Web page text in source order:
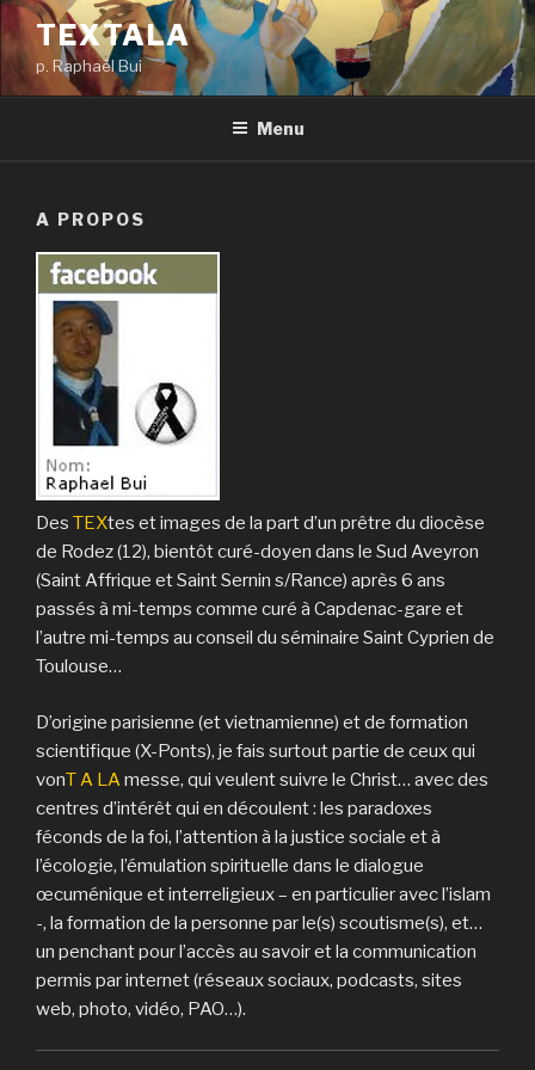
Aller
au
contenu
principal
TEXTALA
p. Raphaël Bui
Menu
A PROPOS
Des TEXtes et images de la part d’un prêtre du diocèse
de Rodez (12), bientôt curé-doyen dans le Sud Aveyron
(Saint Affrique et Saint Sernin s/Rance) après 6 ans
passés à mi-temps comme curé à Capdenac-gare et
l’autre mi-temps au conseil du séminaire Saint Cyprien de
Toulouse…
D’origine parisienne (et vietnamienne) et de formation
scientifique (X-Ponts), je fais surtout partie de ceux qui
vonT A LA messe, qui veulent suivre le Christ… avec des
centres d’intérêt qui en découlent : les paradoxes
féconds de la foi, l’attention à la justice sociale et à
l’écologie, l’émulation spirituelle dans le dialogue
œcuménique et interreligieux – en particulier avec l’islam
-, la formation de la personne par le(s) scoutisme(s), et…
un penchant pour l’accès au savoir et la communication
permis par internet (réseaux sociaux, podcasts, sites
web, photo, vidéo, PAO…).